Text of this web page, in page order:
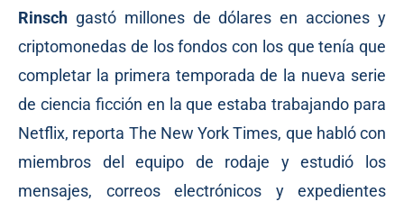
Rinsch gastó millones de dólares en acciones y
criptomonedas de los fondos con los que tenía que
completar la primera temporada de la nueva serie
de ciencia ficción en la que estaba trabajando para
Netflix, reporta The New York Times, que habló con
miembros del equipo de rodaje y estudió los
mensajes, correos electrónicos y expedientes